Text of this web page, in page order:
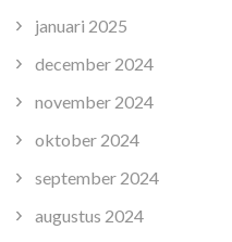
januari 2025
december 2024
november 2024
oktober 2024
september 2024
augustus 2024